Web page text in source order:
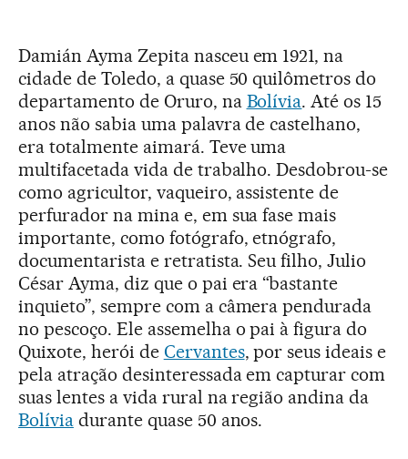
Damián Ayma Zepita nasceu em 1921, na
cidade de Toledo, a quase 50 quilômetros do
departamento de Oruro, na Bolívia. Até os 15
anos não sabia uma palavra de castelhano,
era totalmente aimará. Teve uma
multifacetada vida de trabalho. Desdobrou-se
como agricultor, vaqueiro, assistente de
perfurador na mina e, em sua fase mais
importante, como fotógrafo, etnógrafo,
documentarista e retratista. Seu filho, Julio
César Ayma, diz que o pai era “bastante
inquieto”, sempre com a câmera pendurada
no pescoço. Ele assemelha o pai à figura do
Quixote, herói de Cervantes, por seus ideais e
pela atração desinteressada em capturar com
suas lentes a vida rural na região andina da
Bolíviadurante quase 50 anos.